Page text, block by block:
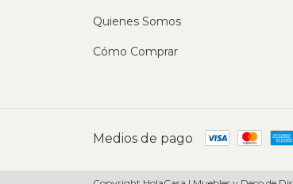
Quienes Somos
Cómo Comprar
Medios de pago